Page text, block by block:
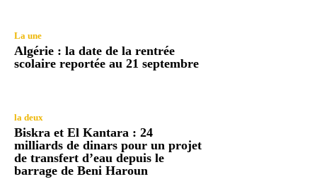
La une
Algérie : la date de la rentrée
scolaire reportée au 21 septembre
la deux
Biskra et El Kantara : 24
milliards de dinars pour un projet
de transfert d’eau depuis le
barrage de Beni Haroun